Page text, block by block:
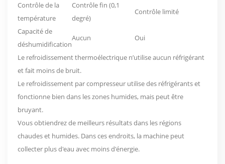
Contrôle de la
température
Contrôle fin (0,1
degré)
Contrôle limité
Capacité de
déshumidification
Aucun Oui
Le refroidissement thermoélectrique n’utilise aucun réfrigérant
et fait moins de bruit.
Le refroidissement par compresseur utilise des réfrigérants et
fonctionne bien dans les zones humides, mais peut être
bruyant.
Vous obtiendrez de meilleurs résultats dans les régions
chaudes et humides. Dans ces endroits, la machine peut
collecter plus d'eau avec moins d'énergie.